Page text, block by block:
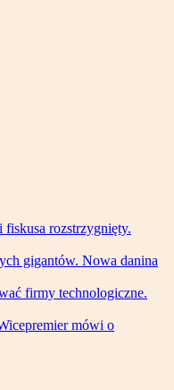
fiskusa rozstrzygnięty.
gigantów. Nowa danina
firmy technologiczne.
mówi o